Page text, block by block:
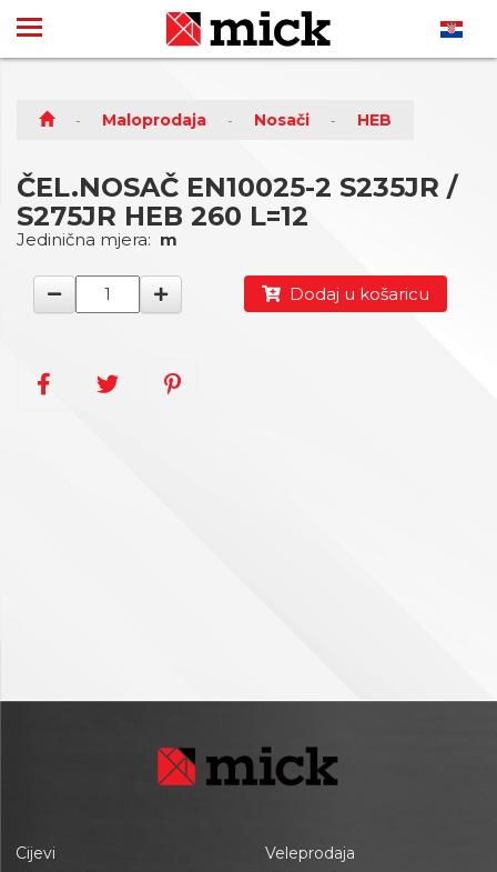
Maloprodaja Nosači HEB
ČEL.NOSAČ EN10025-2 S235JR /
S275JR HEB 260 L=12
Jedinična mjera: m
Dodaj u košaricu
Cijevi
Veleprodaja